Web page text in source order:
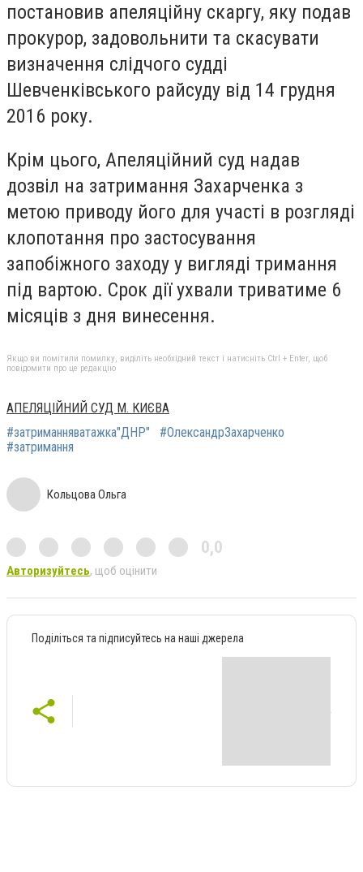
постановив апеляційну скаргу, яку подав
прокурор, задовольнити та скасувати
визначення слідчого судді
Шевченківського райсуду від 14 грудня
2016 року.
Крім цього, Апеляційний суд надав
дозвіл на затримання Захарченка з
метою приводу його для участі в розгляді
клопотання про застосування
запобіжного заходу у вигляді тримання
під вартою. Срок дії ухвали триватиме 6
місяців з дня винесення.
Якщо ви помітили помилку, виділіть необхідний текст і натисніть Ctrl + Enter, щоб
повідомити про це редакцію
АПЕЛЯЦІЙНИЙ СУД М. КИЄВА
#затриманняватажка"ДНР"
#ОлександрЗахарченко
#затримання
Кольцова Ольга
0,0
Авторизуйтесь, щоб оцінити
Поділіться та підписуйтесь на наші джерела